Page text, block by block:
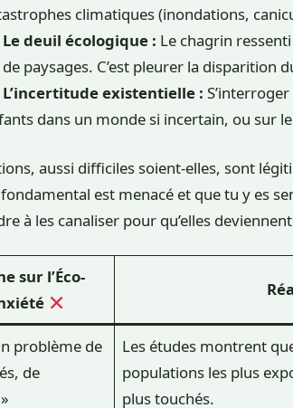
climatiques (inondations,
Le deuil écologique : Le chagrin ressenti
paysages. C’est pleurer la disparition
L’incertitude existentielle :
dans un monde si incertain, ou sur
aussi difficiles soient-elles, sont
est menacé et que tu y es
à les canaliser pour qu’elles
sur l’Éco-
problème de
de
Les études montrent
populations les plus
plus touchés.